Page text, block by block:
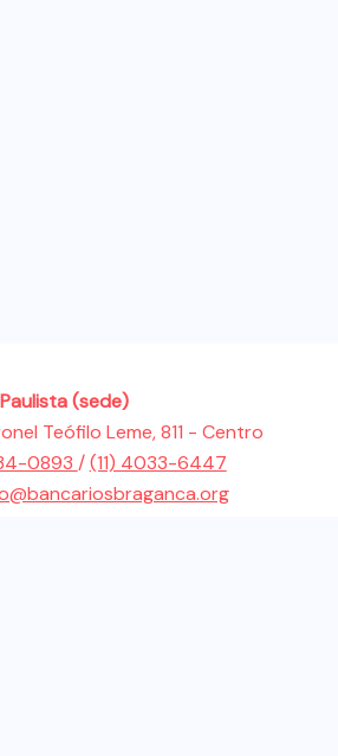
(sede)
Teófilo Leme, 811 - Centro
0893 /(11) 4033-6447
5522